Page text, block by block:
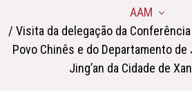
AAM
/ Visita da delegação da
Povo Chinês e do Departamento
Jing’an da Cidade de